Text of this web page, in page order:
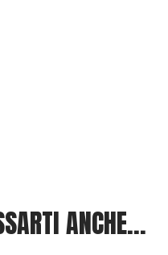
ANCHE...